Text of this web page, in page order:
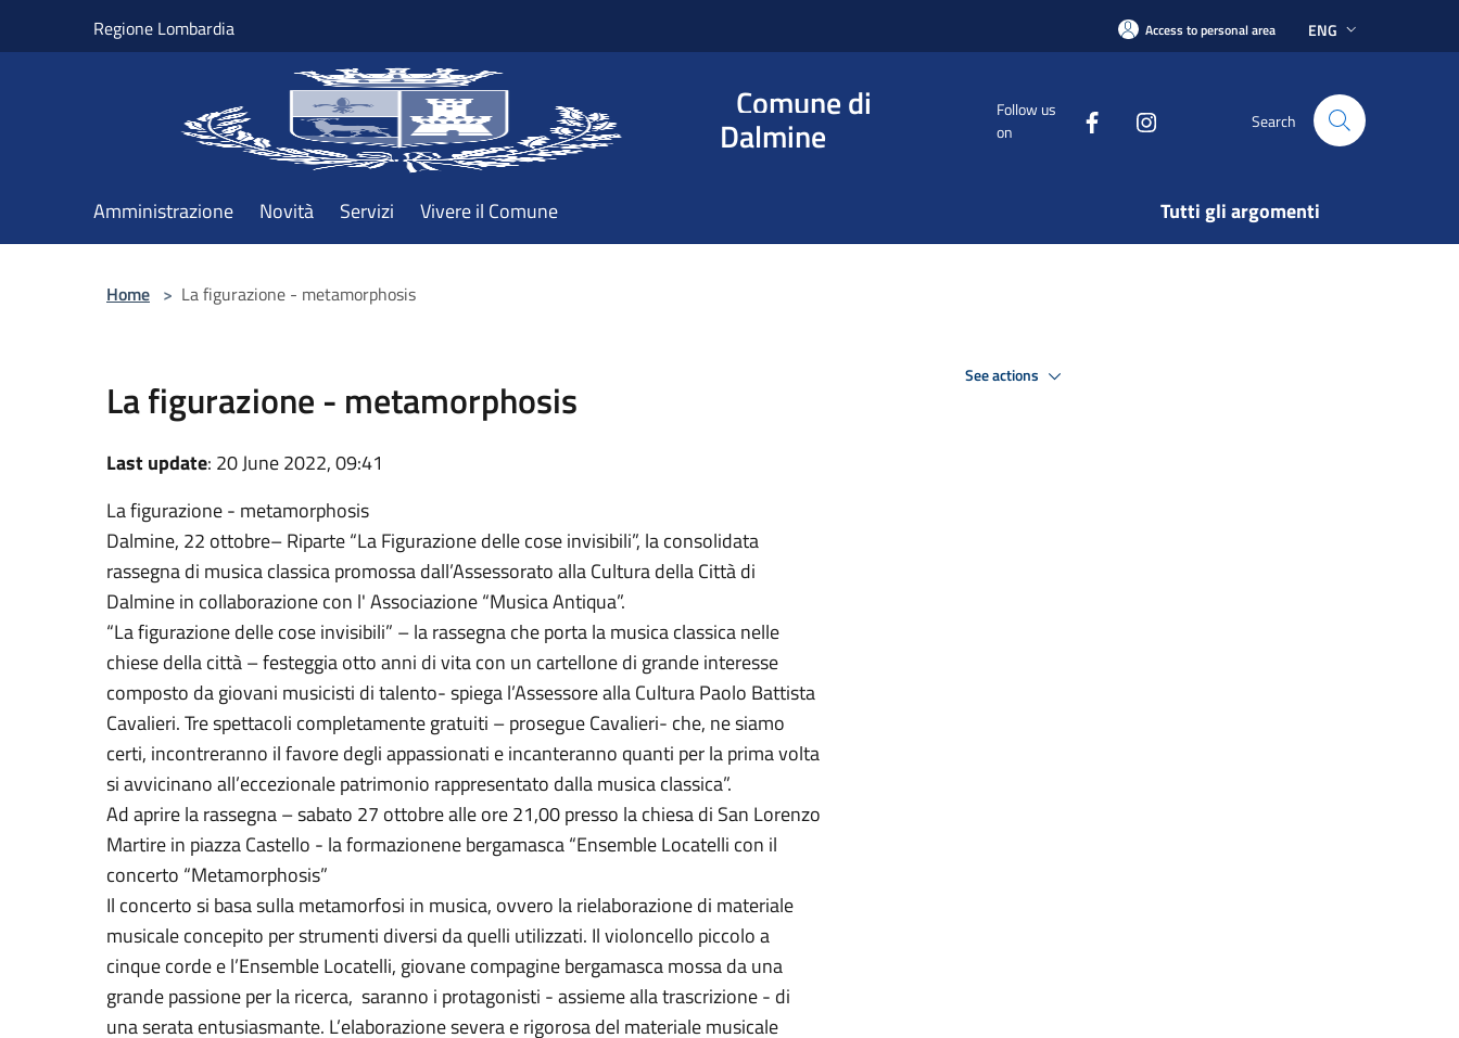
Regione Lombardia Access to personal area ENG
Comune di
Dalmine
Follow us
on
Search
Amministrazione Novità Servizi Vivere il Comune Tutti gli argomenti
Home > La figurazione - metamorphosis
La figurazione - metamorphosis
Last update: 20 June 2022, 09:41
La figurazione - metamorphosis
Dalmine, 22 ottobre– Riparte “La Figurazione delle cose invisibili”, la consolidata
rassegna di musica classica promossa dall’Assessorato alla Cultura della Città di
Dalmine in collaborazione con l' Associazione “Musica Antiqua”.
“La figurazione delle cose invisibili” – la rassegna che porta la musica classica nelle
chiese della città – festeggia otto anni di vita con un cartellone di grande interesse
composto da giovani musicisti di talento- spiega l’Assessore alla Cultura Paolo Battista
Cavalieri. Tre spettacoli completamente gratuiti – prosegue Cavalieri- che, ne siamo
certi, incontreranno il favore degli appassionati e incanteranno quanti per la prima volta
si avvicinano all’eccezionale patrimonio rappresentato dalla musica classica”.
Ad aprire la rassegna – sabato 27 ottobre alle ore 21,00 presso la chiesa di San Lorenzo
Martire in piazza Castello - la formazionene bergamasca “Ensemble Locatelli con il
concerto “Metamorphosis”
Il concerto si basa sulla metamorfosi in musica, ovvero la rielaborazione di materiale
musicale concepito per strumenti diversi da quelli utilizzati. Il violoncello piccolo a
cinque corde e l’Ensemble Locatelli, giovane compagine bergamasca mossa da una
grande passione per la ricerca, saranno i protagonisti - assieme alla trascrizione - di
una serata entusiasmante. L’elaborazione severa e rigorosa del materiale musicale
See actions